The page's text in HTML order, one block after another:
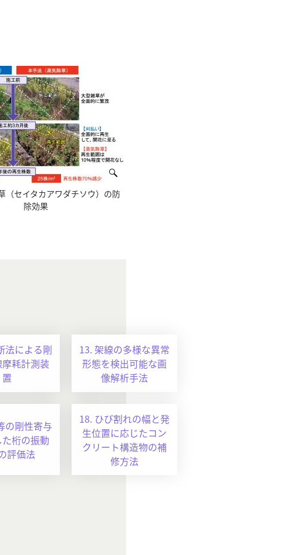
セイタカアワダチソウ）の防
除効果
法による剛
耗計測装
置
13. 架線の多様な異常
形態を検出可能な画
像解析手法
の剛性寄与
桁の振動
評価法
18. ひび割れの幅と発
生位置に応じたコン
クリート構造物の補
修方法